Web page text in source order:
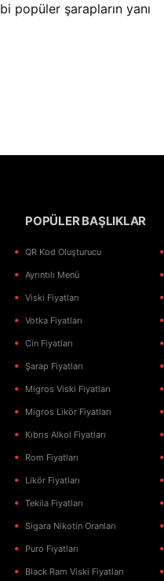
popüler şarapların yanı
POPÜLER BAŞLIKLAR
QR Kod Oluşturucu
Ayrıntılı Menü
Viski Fiyatları
Votka Fiyatları
Cin Fiyatları
Şarap Fiyatları
Migros Viski Fiyatları
Migros Likör Fiyatları
Kıbrıs Alkol Fiyatları
Rom Fiyatları
Likör Fiyatları
Tekila Fiyatları
Sigara Nikotin Oranları
Puro Fiyatları
Black Ram Viski Fiyatları